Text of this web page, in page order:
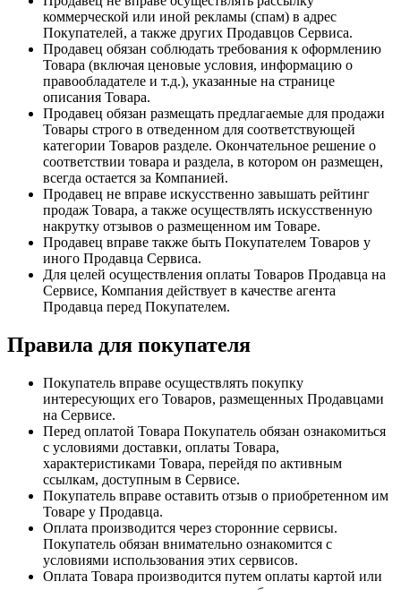
коммерческой или иной рекламы (спам) в адрес
Покупателей, а также других Продавцов Сервиса.
Продавец обязан соблюдать требования к оформлению
Товара (включая ценовые условия, информацию о
правообладателе и т.д.), указанные на странице
описания Товара.
Продавец обязан размещать предлагаемые для продажи
Товары строго в отведенном для соответствующей
категории Товаров разделе. Окончательное решение о
соответствии товара и раздела, в котором он размещен,
всегда остается за Компанией.
Продавец не вправе искусственно завышать рейтинг
продаж Товара, а также осуществлять искусственную
накрутку отзывов о размещенном им Товаре.
Продавец вправе также быть Покупателем Товаров у
иного Продавца Сервиса.
Для целей осуществления оплаты Товаров Продавца на
Сервисе, Компания действует в качестве агента
Продавца перед Покупателем.
Правила для покупателя
Покупатель вправе осуществлять покупку
интересующих его Товаров, размещенных Продавцами
на Сервисе.
Перед оплатой Товара Покупатель обязан ознакомиться
с условиями доставки, оплаты Товара,
характеристиками Товара, перейдя по активным
ссылкам, доступным в Сервисе.
Покупатель вправе оставить отзыв о приобретенном им
Товаре у Продавца.
Оплата производится через сторонние сервисы.
Покупатель обязан внимательно ознакомится с
условиями использования этих сервисов.
Оплата Товара производится путем оплаты картой или